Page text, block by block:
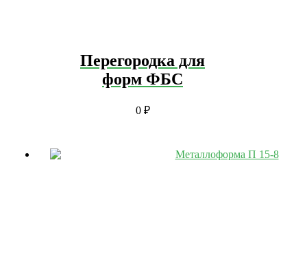
Перегородка для
форм ФБС
0 ₽